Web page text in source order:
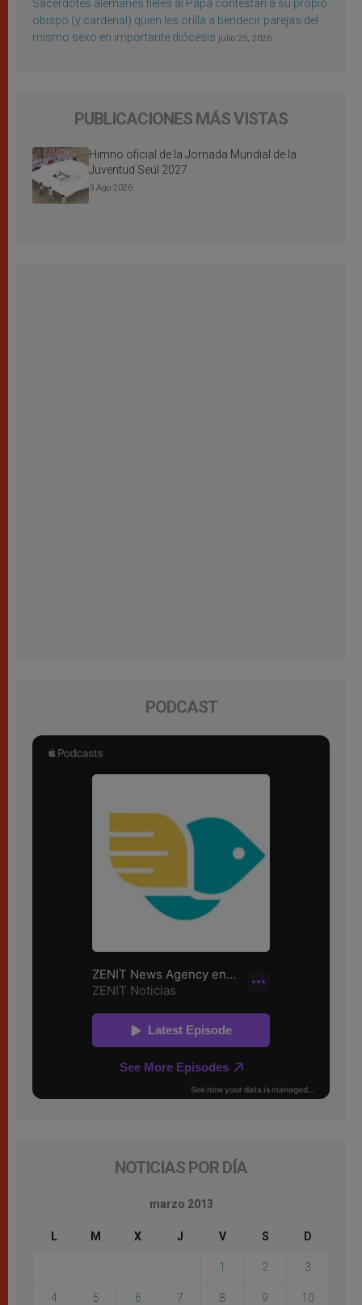
Sacerdotes alemanes fieles al Papa contestan a su propio
obispo (y cardenal) quien les orilla a bendecir parejas del
mismo sexo en importante diócesis julio 25, 2026
PUBLICACIONES MÁS VISTAS
Himno oficial de la Jornada Mundial de la
Juventud Seúl 2027
3 Ago 2026
PODCAST
NOTICIAS POR DÍA
marzo 2013
L M X J V S D
1 2 3
4 5 6 7 8 9 10